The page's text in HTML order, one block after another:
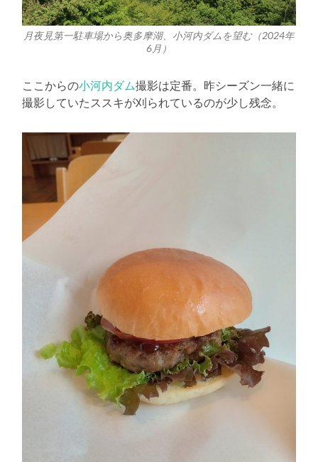
月夜見第一駐車場から奥多摩湖、小河内ダムを望む（2024年
6月）
ここからの小河内ダム撮影は定番。昨シーズン一緒に
撮影していたススキが刈られているのが少し残念。